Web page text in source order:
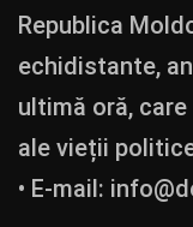
Republica
echidistante,
ultimă oră,
ale vieții
• E-mail: